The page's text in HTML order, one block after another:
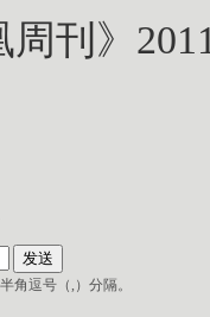
刊》
角逗号（,）分隔。